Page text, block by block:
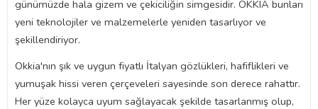
günümüzde hala gizem ve çekiciliğin simgesidir. OKKIA bunları
yeni teknolojiler ve malzemelerle yeniden tasarlıyor ve
şekillendiriyor.
Okkia'nın şık ve uygun fiyatlı İtalyan gözlükleri, hafiflikleri ve
yumuşak hissi veren çerçeveleri sayesinde son derece rahattır.
Her yüze kolayca uyum sağlayacak şekilde tasarlanmış olup,